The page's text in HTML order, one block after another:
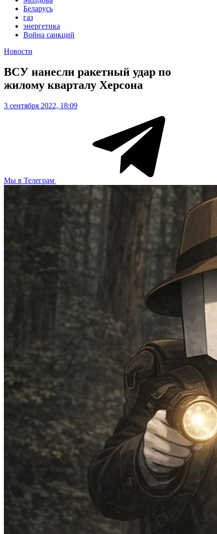
Беларусь
газ
энергетика
Война санкций
Новости
ВСУ нанесли ракетный удар по
жилому кварталу Херсона
3 сентября 2022, 18:09
Мы в Телеграм